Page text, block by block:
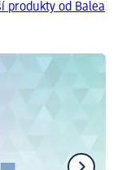
produkty od Balea